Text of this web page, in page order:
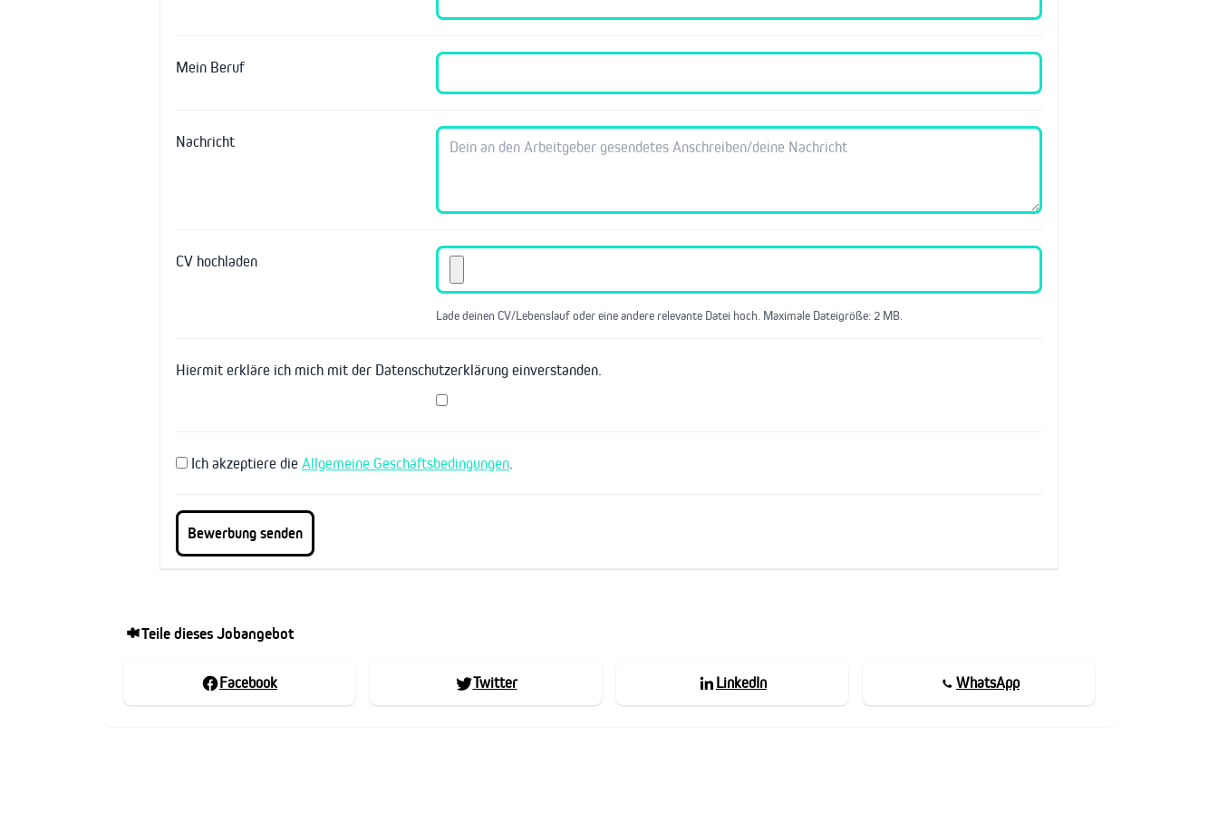
Mein Beruf
Nachricht
CV hochladen
Lade deinen CV/Lebenslauf oder eine andere relevante Datei hoch. Maximale Dateigröße: 2 MB.
Hiermit erkläre ich mich mit der Datenschutzerklärung einverstanden.
Ich akzeptiere die Allgemeine Geschäftsbedingungen.
Teile dieses Jobangebot
Facebook Twitter LinkedIn WhatsApp